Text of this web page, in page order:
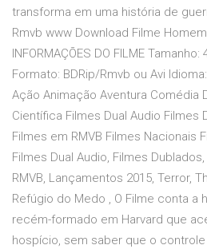
transforma em uma história de
Rmvb www Download Filme
INFORMAÇÕES DO FILME
Formato: BDRip/Rmvb ou Avi
Ação Animação Aventura Comédia
Científica Filmes Dual Audio Filmes
Filmes em RMVB Filmes Nacionais
Filmes Dual Audio, Filmes
RMVB, Lançamentos 2015, Terror,
Refúgio do Medo , O Filme conta a
recém-formado em Harvard que
hospício, sem saber que o